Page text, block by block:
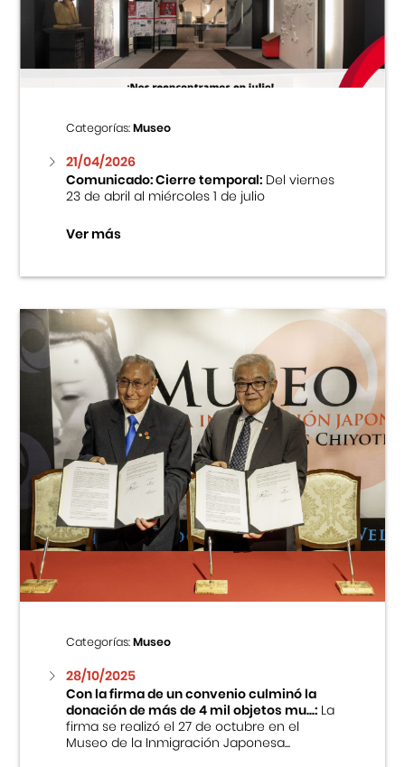
Centro Cultural Peruano Japonés
Museo de la Inmigración Japonesa
Fondo Editorial
Teatro Peruano Japonés
Categorías:Museo
21/04/2026
Comunicado: Cierre temporal:Del viernes
23 de abril al miércoles 1 de julio
Ver más
Categorías:Museo
28/10/2025
Con la firma de un convenio culminó la
donación de más de 4 mil objetos mu...:La
firma se realizó el 27 de octubre en el
Museo de la Inmigración Japonesa...